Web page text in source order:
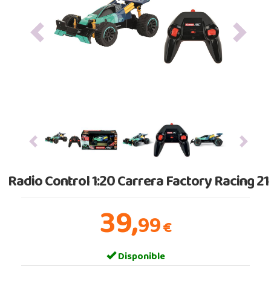
Previous Next
Previous Next
Radio Control 1:20 Carrera Factory Racing 21
39,99€
Disponible